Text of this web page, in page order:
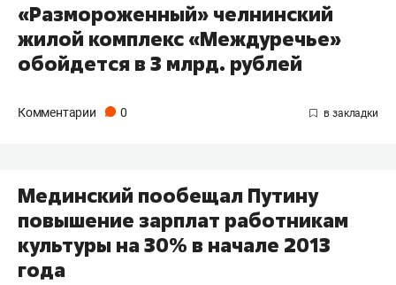
«Размороженный» челнинский
жилой комплекс «Междуречье»
обойдется в 3 млрд. рублей
Комментарии 0
Мединский пообещал Путину
повышение зарплат работникам
культуры на 30% в начале 2013
года